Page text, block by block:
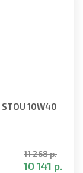
10W40
11 268 р.
10 141 р.